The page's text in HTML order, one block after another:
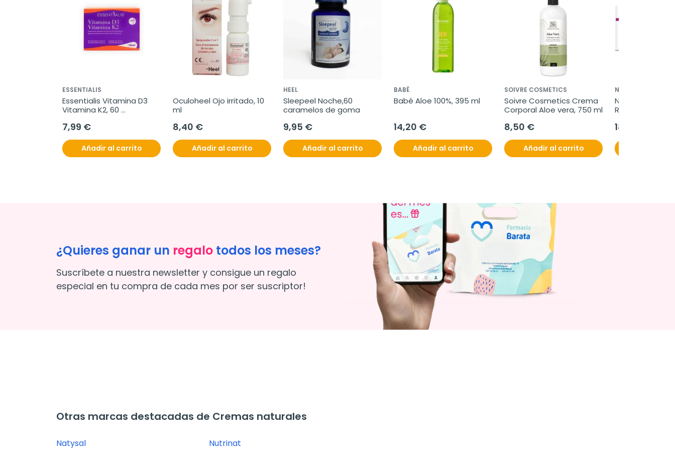
ESSENTIALIS
Essentialis Vitamina D3
Vitamina K2, 60
7,99 €
Añadir al carrito
Oculoheel Ojo irritado, 10
ml
8,40 €
Añadir al carrito
HEEL
Sleepeel Noche,60
caramelos de goma
9,95 €
Añadir al carrito
BABÉ
Babé Aloe 100%, 395 ml
14,20 €
Añadir al carrito
SOIVRE COSMETICS
Soivre Cosmetics Crema
Corporal Aloe vera, 750 ml
8,50 €
Añadir al carrito
NATYSAL
Natysal Crema
Resveratrol,
18,63 €
¿Quieres ganar un regalo todos los meses?
Suscríbete a nuestra newsletter y consigue un regalo
especial en tu compra de cada mes por ser suscriptor!
Otras marcas destacadas de Cremas naturales
Natysal
Nutrinat